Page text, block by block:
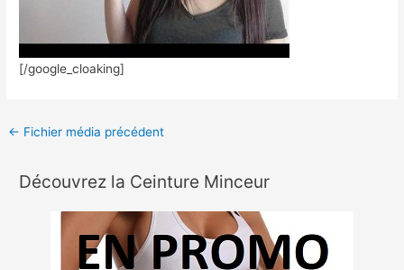
[/google_cloaking]
← Fichier média précédent
Découvrez la Ceinture Minceur